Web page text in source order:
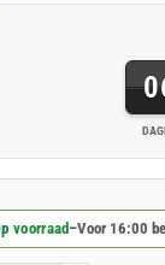
voorraad–Voor 16:00